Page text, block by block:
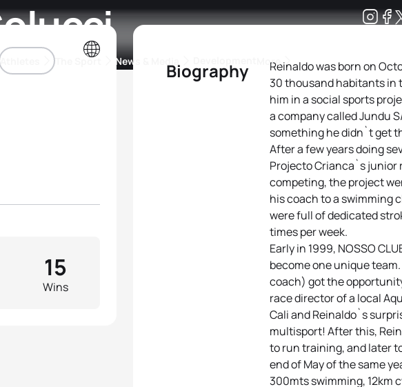
Athletes The Sport News & Media More
Wins
15
Biography
Reinaldo was born on
30 thousand habitants in
him in a social sports
a company called Jundu
something he didn`t get
After a few years doing
Projecto Crianca`s junior
competing, the project
his coach to a swimming
were full of dedicated
times per week.
Early in 1999, NOSSO
become one unique
coach) got the
race director of a local
Cali and Reinaldo`s
multisport! After this,
to run training, and later
end of May of the same
300mts swimming, 12km